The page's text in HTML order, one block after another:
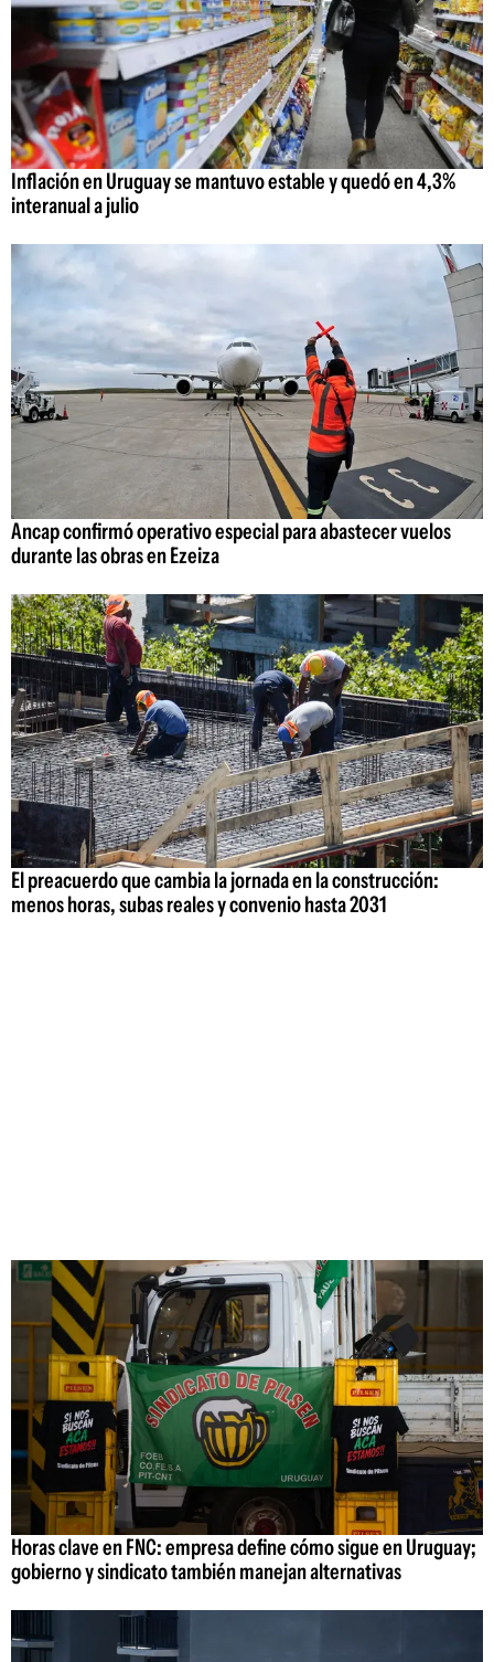
Inflación en Uruguay se mantuvo estable y quedó en 4,3%
interanual a julio
Ancap confirmó operativo especial para abastecer vuelos
durante las obras en Ezeiza
El preacuerdo que cambia la jornada en la construcción:
menos horas, subas reales y convenio hasta 2031
Horas clave en FNC: empresa define cómo sigue en Uruguay;
gobierno y sindicato también manejan alternativas